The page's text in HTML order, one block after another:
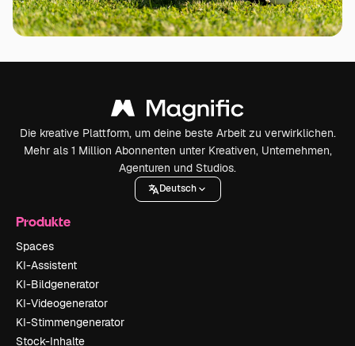
Die kreative Plattform, um deine beste Arbeit zu verwirklichen.
Mehr als 1 Million Abonnenten unter Kreativen, Unternehmen,
Agenturen und Studios.
Deutsch
Produkte
Spaces
KI-Assistent
KI-Bildgenerator
KI-Videogenerator
KI-Stimmengenerator
Stock-Inhalte